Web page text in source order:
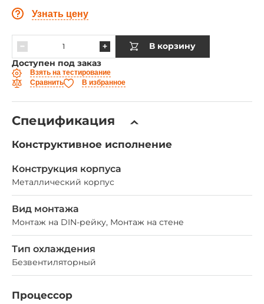
Узнать цену
В корзину
Доступен под заказ
Взять на тестирование
Сравнить
В избранное
Спецификация
Конструктивное исполнение
Конструкция корпуса
Металлический корпус
Вид монтажа
Монтаж на DIN-рейку, Монтаж на стене
Тип охлаждения
Безвентиляторный
Процессор